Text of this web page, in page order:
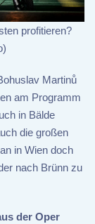
profitieren?
Martinů
am Programm
in Bälde
die großen
in Wien doch
nach Brünn zu
der Oper